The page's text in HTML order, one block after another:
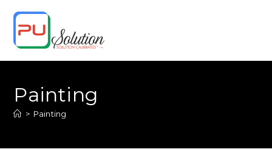
content
Painting
> Painting